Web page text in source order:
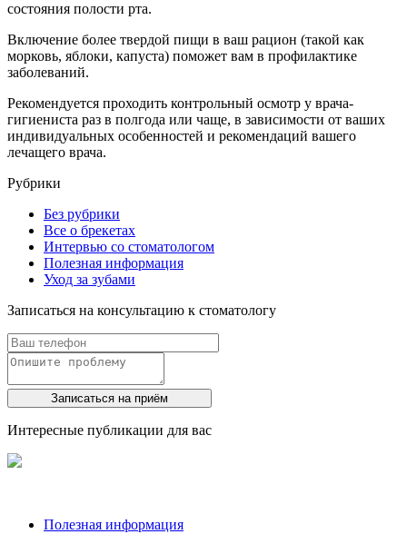
состояния полости рта.
Включение более твердой пищи в ваш рацион (такой как
морковь, яблоки, капуста) поможет вам в профилактике
заболеваний.
Рекомендуется проходить контрольный осмотр у врача-
гигиениста раз в полгода или чаще, в зависимости от ваших
индивидуальных особенностей и рекомендаций вашего
лечащего врача.
Рубрики
Без рубрики
Все о брекетах
Интервью со стоматологом
Полезная информация
Уход за зубами
Записаться на консультацию к стоматологу
Записаться на приём
Интересные публикации для вас
Полезная информация